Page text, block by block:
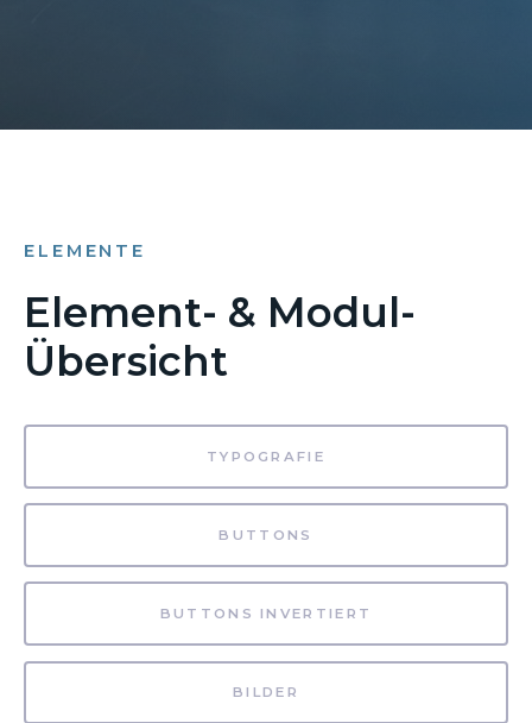
ELEMENTE
Element- & Modul-
Übersicht
TYPOGRAFIE
BUTTONS
BUTTONS INVERTIERT
BILDER